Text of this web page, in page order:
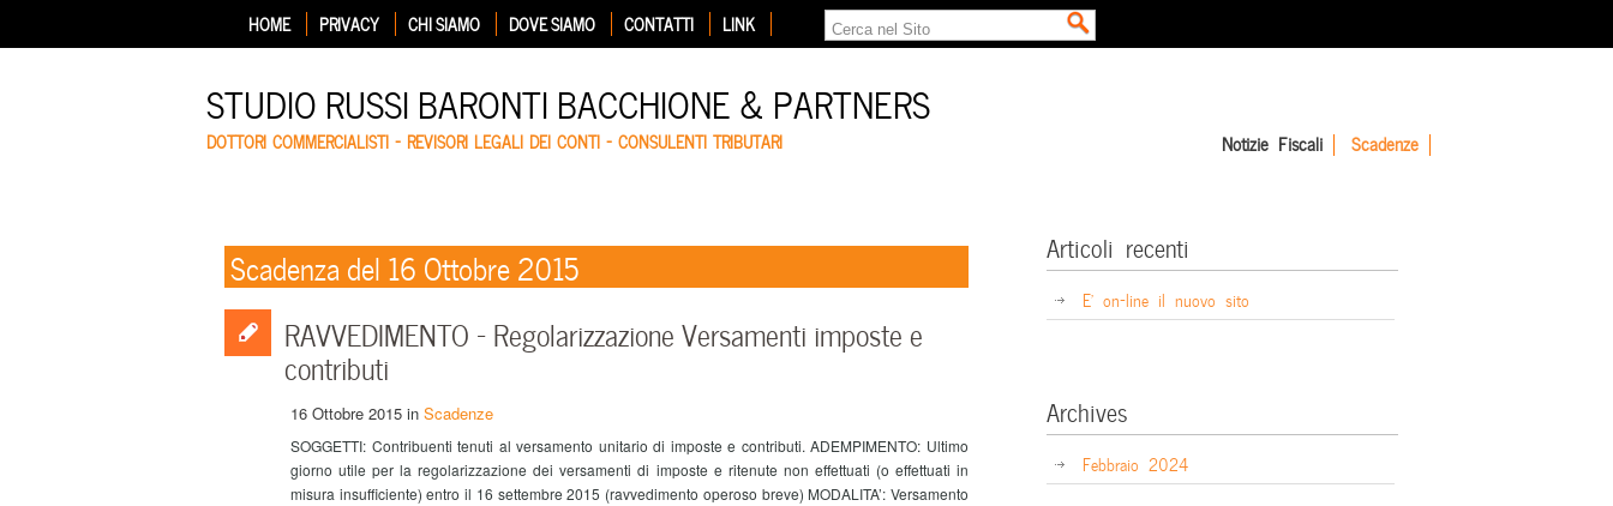
HOME PRIVACY CHI SIAMO DOVE SIAMO CONTATTI LINK
STUDIO RUSSI BARONTI BACCHIONE & PARTNERS
DOTTORI COMMERCIALISTI – REVISORI LEGALI DEI CONTI – CONSULENTI TRIBUTARI Notizie Fiscali Scadenze
Scadenza del 16 Ottobre 2015
RAVVEDIMENTO – Regolarizzazione Versamenti imposte e
contributi
16 Ottobre 2015 in Scadenze
SOGGETTI: Contribuenti tenuti al versamento unitario di imposte e contributi. ADEMPIMENTO: Ultimo
giorno utile per la regolarizzazione dei versamenti di imposte e ritenute non effettuati (o effettuati in
misura insufficiente) entro il 16 settembre 2015 (ravvedimento operoso breve) MODALITA’: Versamento
Articoli recenti
E’ on-line il nuovo sito
Archives
Febbraio 2024